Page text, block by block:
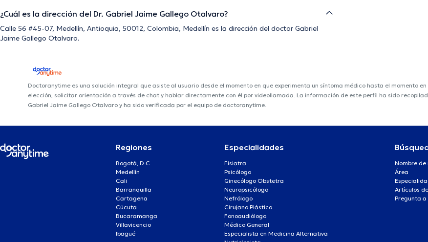
¿Cuál es la dirección del Dr. Gabriel Jaime Gallego Otalvaro?
Calle 56 #45-07, Medellín, Antioquia, 50012, Colombia, Medellín es la dirección del doctor Gabriel
Jaime Gallego Otalvaro.
Doctoranytime es una solución integral que asiste al usuario desde el momento en que experimenta un síntoma médico hasta el momento
elección, solicitar orientación a través de chat y hablar directamente con él por videollamada. La información de este perfil ha sido
Gabriel Jaime Gallego Otalvaro y ha sido verificada por el equipo de doctoranytime.
Regiones
Bogotá, D.C.
Medellín
Cali
Barranquilla
Cartagena
Cúcuta
Bucaramanga
Villavicencio
Ibagué
Especialidades
Fisiatra
Psicólogo
Ginecólogo Obstetra
Neuropsicólogo
Nefrólogo
Cirujano Plástico
Fonoaudiólogo
Médico General
Especialista en Medicina Alternativa
Nombre de
Área
Artículos
Pregunta a